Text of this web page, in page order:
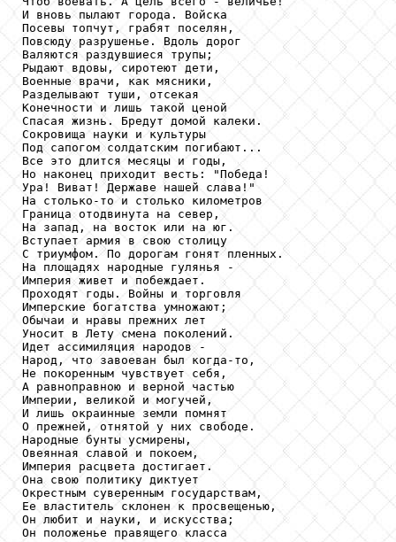
И вновь пылают города. Войска
Посевы топчут, грабят поселян,
Повсюду разрушенье. Вдоль дорог
Валяются раздувшиеся трупы;
Рыдают вдовы, сиротеют дети,
Военные врачи, как мясники,
Разделывают туши, отсекая
Конечности и лишь такой ценой
Спасая жизнь. Бредут домой калеки.
Сокровища науки и культуры
Под сапогом солдатским погибают...
Все это длится месяцы и годы,
Но наконец приходит весть: "Победа!
Ура! Виват! Державе нашей слава!"
На столько-то и столько километров
Граница отодвинута на север,
На запад, на восток или на юг.
Вступает армия в свою столицу
С триумфом. По дорогам гонят пленных.
На площадях народные гулянья -
Империя живет и побеждает.
Проходят годы. Войны и торговля
Имперские богатства умножают;
Обычаи и нравы прежних лет
Уносит в Лету смена поколений.
Идет ассимиляция народов -
Народ, что завоеван был когда-то,
Не покоренным чувствует себя,
А равноправною и верной частью
Империи, великой и могучей,
И лишь окраинные земли помнят
О прежней, отнятой у них свободе.
Народные бунты усмирены,
Овеянная славой и покоем,
Империя расцвета достигает.
Она свою политику диктует
Окрестным суверенным государствам,
Ее властитель склонен к просвещенью,
Он любит и науки, и искусства;
Он положенье правящего класса